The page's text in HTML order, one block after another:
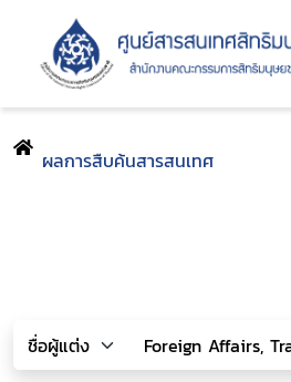
ผลการสืบค้นสารสนเทศ